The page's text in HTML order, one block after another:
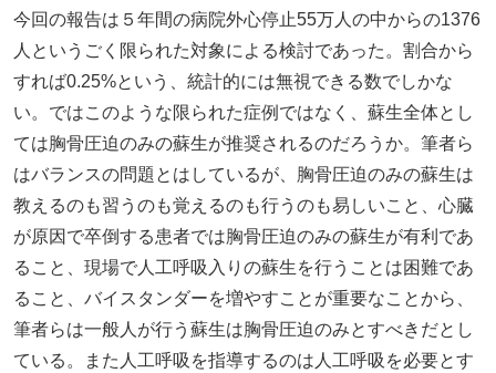
今回の報告は５年間の病院外心停止55万人の中からの1376
人というごく限られた対象による検討であった。割合から
すれば0.25%という、統計的には無視できる数でしかな
い。ではこのような限られた症例ではなく、蘇生全体とし
ては胸骨圧迫のみの蘇生が推奨されるのだろうか。筆者ら
はバランスの問題とはしているが、胸骨圧迫のみの蘇生は
教えるのも習うのも覚えるのも行うのも易しいこと、心臓
が原因で卒倒する患者では胸骨圧迫のみの蘇生が有利であ
ること、現場で人工呼吸入りの蘇生を行うことは困難であ
ること、バイスタンダーを増やすことが重要なことから、
筆者らは一般人が行う蘇生は胸骨圧迫のみとすべきだとし
ている。また人工呼吸を指導するのは人工呼吸を必要とす